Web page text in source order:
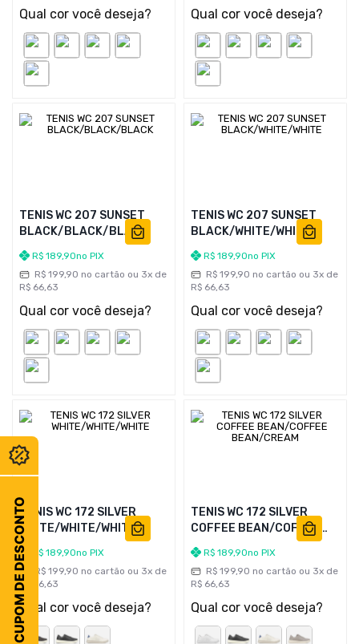
CUPOM DE DESCONTO
Qual cor você deseja? Qual cor você deseja?
TENIS WC 207 SUNSET
BLACK/BLACK/BLACK
R$ 189,90no PIX
R$ 199,90 no cartão ou 3x de
R$ 66,63
Qual cor você deseja?
TENIS WC 207 SUNSET
BLACK/WHITE/WHITE
R$ 189,90no PIX
R$ 199,90 no cartão ou 3x de
R$ 66,63
Qual cor você deseja?
TENIS WC 172 SILVER
WHITE/WHITE/WHITE
R$ 189,90no PIX
R$ 199,90 no cartão ou 3x de
R$
66,63
Qual cor você deseja?
TENIS WC 172 SILVER
COFFEE BEAN/COFFEE
BEAN/CREAM
R$ 189,90no PIX
R$ 199,90 no cartão ou 3x de
R$ 66,63
Qual cor você deseja?